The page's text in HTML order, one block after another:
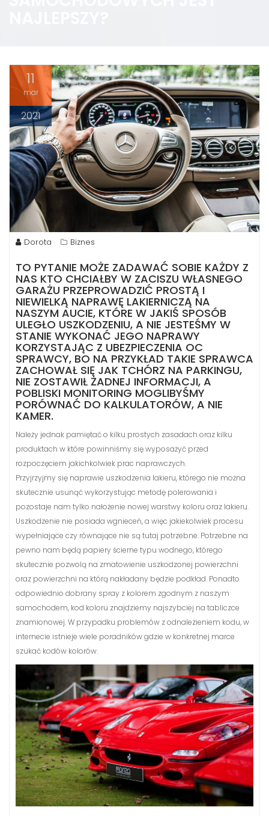
11
mar
2021
Dorota Biznes
TO PYTANIE MOŻE ZADAWAĆ SOBIE KAŻDY Z
NAS KTO CHCIAŁBY W ZACISZU WŁASNEGO
GARAŻU PRZEPROWADZIĆ PROSTĄ I
NIEWIELKĄ NAPRAWĘ LAKIERNICZĄ NA
NASZYM AUCIE, KTÓRE W JAKIŚ SPOSÓB
ULEGŁO USZKODZENIU, A NIE JESTEŚMY W
STANIE WYKONAĆ JEGO NAPRAWY
KORZYSTAJĄC Z UBEZPIECZENIA OC
SPRAWCY, BO NA PRZYKŁAD TAKIE SPRAWCA
ZACHOWAŁ SIĘ JAK TCHÓRZ NA PARKINGU,
NIE ZOSTAWIŁ ŻADNEJ INFORMACJI, A
POBLISKI MONITORING MOGLIBYŚMY
PORÓWNAĆ DO KALKULATORÓW, A NIE
KAMER.
Należy jednak pamiętać o kilku prostych zasadach oraz kilku
produktach w które powinniśmy się wyposażyć przed
rozpoczęciem jakichkolwiek prac naprawczych.
Przyjrzyjmy się naprawie uszkodzenia lakieru, którego nie można
skutecznie usunąć wykorzystując metodę polerowania i
pozostaje nam tylko nałożenie nowej warstwy koloru oraz lakieru.
Uszkodzenie nie posiada wgnieceń, a więc jakiekolwiek procesu
wypełniające czy równające nie są tutaj potrzebne. Potrzebne na
pewno nam będą papiery ścierne typu wodnego, którego
skutecznie pozwolą na zmatowienie uszkodzonej powierzchni
oraz powierzchni na którą nakładany będzie podkład. Ponadto
odpowiednio dobrany spray z kolorem zgodnym z naszym
samochodem, kod koloru znajdziemy najszybciej na tabliczce
znamionowej. W przypadku problemów z odnalezieniem kodu, w
internecie istnieje wiele poradników gdzie w konkretnej marce
szukać kodów kolorów.